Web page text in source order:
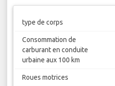
type de corps
Consommation de
carburant en conduite
urbaine aux 100 km
Roues motrices